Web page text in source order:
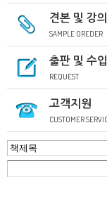
견본 및 강
SAMPLE OREDER
출판 및 수
REQUEST
고객지원
CUSTOMER